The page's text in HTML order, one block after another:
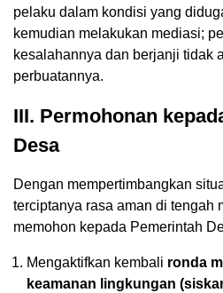
pelaku dalam kondisi yang
kemudian melakukan mediasi;
kesalahannya dan berjanji tidak
perbuatannya.
III. Permohonan
Desa
Dengan mempertimbangkan
terciptanya rasa aman di tengah
memohon kepada Pemerintah
Mengaktifkan kembali ronda
keamanan lingkungan